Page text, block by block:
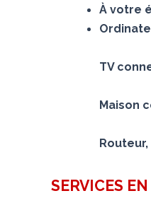
À votre
TV
Maison
SERVICES